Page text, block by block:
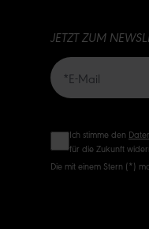
JETZT ZUM
Ich stimme den
für die Zukunft
Die mit einem Stern (*)